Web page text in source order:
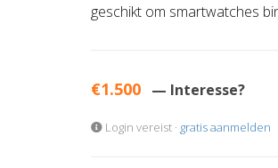
geschikt om smartwatches
€1.500 — Interesse?
Login vereist · gratis aanmelden